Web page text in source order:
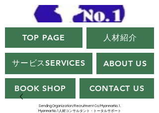
TOP PAGE 人材紹介
サービスSERVICES ABOUT US
BOOK SHOP CONTACT US
Sending Organization/Recruitment Co/MyanmarNo.1.
Myanmar No.1人材コンサルタント・トータルサポート